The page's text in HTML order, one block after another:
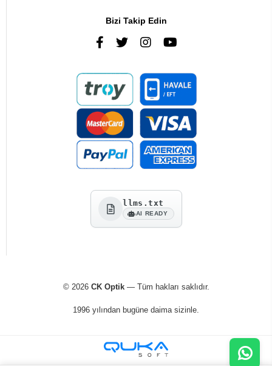
Bizi Takip Edin
llms.txt
AI READY
© 2026 CK Optik— Tüm hakları saklıdır.
1996 yılından bugüne daima sizinle.